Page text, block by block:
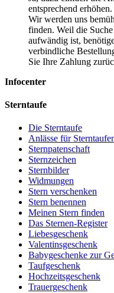
entsprechend erhöhen.
Wir werden uns
finden. Weil die
aufwändig ist,
verbindliche
Sie Ihre Zahlung
Infocenter
Sterntaufe
Die Sterntaufe
Anlässe für
Sternpatenschaft
Sternzeichen
Sternbilder
Widmungen
Stern verschenken
Stern benennen
Meinen Stern finden
Das Sternen-Register
Liebesgeschenk
Valentinsgeschenk
Babygeschenke zur
Taufgeschenk
Hochzeitsgeschenk
Trauergeschenk